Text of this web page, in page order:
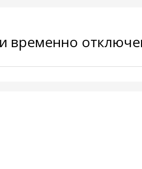
временно